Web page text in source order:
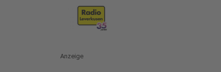
Anzeige